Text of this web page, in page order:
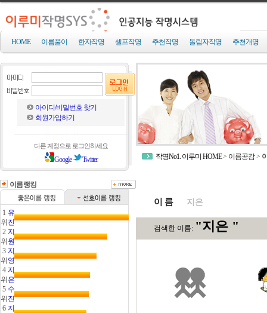
HOME 이름풀이 한자작명 셀프작명 추천작명 돌림자작명 추천개명
아이디/비밀번호 찾기
회원가입하기
다른 계정으로 로그인하세요
Google Twitter
이름랭킹
1
위
유
진
2
위
지
원
3
위
지
영
4
위
지
은
5
위
수
진
6 지
작명No1. 이루미 HOME> 이름공감>
이 름